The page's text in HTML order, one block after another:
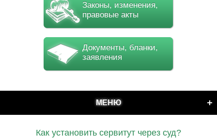
Законы, изменения,
правовые акты
Документы, бланки,
заявления
МЕНЮ
Как установить сервитут через суд?